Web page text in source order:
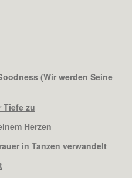
(Wir werden Seine
Tiefe zu
Herzen
in Tanzen verwandelt